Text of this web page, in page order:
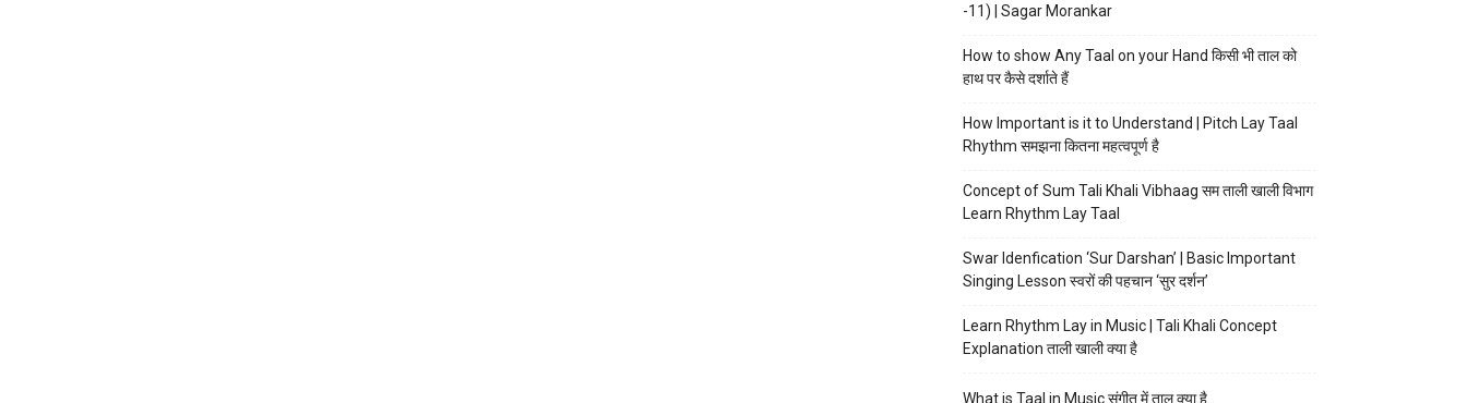
-11) | Sagar Morankar
How to show Any Taal on your Hand किसी भी ताल को
हाथ पर कैसे दर्शाते हैं
How Important is it to Understand | Pitch Lay Taal
Rhythm समझना कितना महत्वपूर्ण है
Concept of Sum Tali Khali Vibhaag सम ताली खाली विभाग
Learn Rhythm Lay Taal
Swar Idenfication ‘Sur Darshan’ | Basic Important
Singing Lesson स्वरों की पहचान ‘सुर दर्शन’
Learn Rhythm Lay in Music | Tali Khali Concept
Explanation ताली खाली क्या है
What is Taal in Music संगीत में ताल क्या है